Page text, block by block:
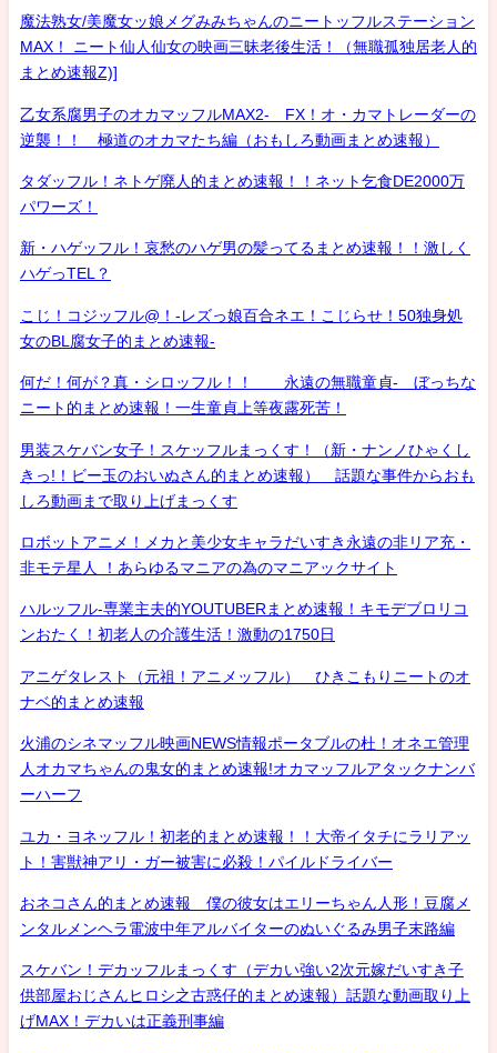
魔法熟女/美魔女ッ娘メグみみちゃんのニートッフルステーション
MAX！ ニート仙人仙女の映画三昧老後生活！（無職孤独居老人的
まとめ速報Z)]
乙女系腐男子のオカマッフルMAX2- FX！オ・カマトレーダーの
逆襲！！ 極道のオカマたち編（おもしろ動画まとめ速報）
タダッフル！ネトゲ廃人的まとめ速報！！ネット乞食DE2000万
パワーズ！
新・ハゲッフル！哀愁のハゲ男の髪ってるまとめ速報！！激しく
ハゲっTEL？
こじ！コジッフル@！-レズっ娘百合ネエ！こじらせ！50独身処
女のBL腐女子的まとめ速報-
何だ！何が？真・シロッフル！！ 永遠の無職童貞- ぼっちな
ニート的まとめ速報！一生童貞上等夜露死苦！
男装スケバン女子！スケッフルまっくす！（新・ナンノひゃくし
きっ!！ビー玉のおいぬさん的まとめ速報） 話題な事件からおも
しろ動画まで取り上げまっくす
ロボットアニメ！メカと美少女キャラだいすき永遠の非リア充・
非モテ星人 ！あらゆるマニアの為のマニアックサイト
ハルッフル-専業主夫的YOUTUBERまとめ速報！キモデブロリコ
ンおたく！初老人の介護生活！激動の1750日
アニゲタレスト（元祖！アニメッフル） ひきこもりニートのオ
ナベ的まとめ速報
火浦のシネマッフル映画NEWS情報ポータブルの杜！オネエ管理
人オカマちゃんの鬼女的まとめ速報!オカマッフルアタックナンバ
ーハーフ
ユカ・ヨネッフル！初老的まとめ速報！！大帝イタチにラリアッ
ト！害獣神アリ・ガー被害に必殺！パイルドライバー
おネコさん的まとめ速報 僕の彼女はエリーちゃん人形！豆腐メ
ンタルメンヘラ電波中年アルバイターのぬいぐるみ男子末路編
スケバン！デカッフルまっくす（デカい強い2次元嫁だいすき子
供部屋おじさんヒロシ之古惑仔的まとめ速報）話題な動画取り上
げMAX！デカいは正義刑事編